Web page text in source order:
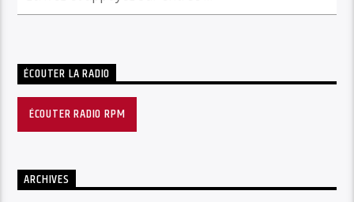
ÉCOUTER LA RADIO
ÉCOUTER RADIO RPM
ARCHIVES